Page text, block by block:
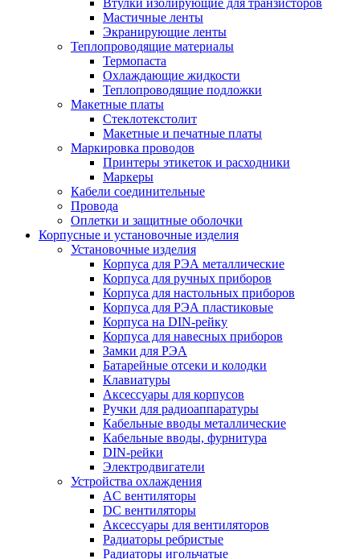
Мастичные ленты
Экранирующие ленты
Теплопроводящие материалы
Термопаста
Охлаждающие жидкости
Теплопроводящие подложки
Макетные платы
Стеклотекстолит
Макетные и печатные платы
Маркировка проводов
Принтеры этикеток и расходники
Маркеры
Кабели соединительные
Провода
Оплетки и защитные оболочки
Корпусные и установочные изделия
Установочные изделия
Корпуса для РЭА металлические
Корпуса для ручных приборов
Корпуса для настольных приборов
Корпуса для РЭА пластиковые
Корпуса на DIN-рейку
Корпуса для навесных приборов
Замки для РЭА
Батарейные отсеки и колодки
Клавиатуры
Аксессуары для корпусов
Ручки для радиоаппаратуры
Кабельные вводы металлические
Кабельные вводы, фурнитура
DIN-рейки
Электродвигатели
Устройства охлаждения
AC вентиляторы
DC вентиляторы
Аксессуары для вентиляторов
Радиаторы ребристые
Радиаторы игольчатые